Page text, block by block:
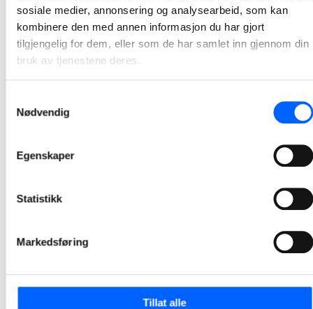
sosiale medier, annonsering og analysearbeid, som kan
kombinere den med annen informasjon du har gjort
tilgjengelig for dem, eller som de har samlet inn gjennom din
bruk av tjenestene deres.
Nødvendig
Egenskaper
Statistikk
Markedsføring
Tillat alle
2024-10-30 10:03